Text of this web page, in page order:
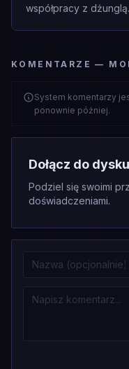
współpracy z dżunglą.
KOMENTARZE —
System komentarzy
ponownie później.
Dołącz do
Podziel się swoimi
doświadczeniami.